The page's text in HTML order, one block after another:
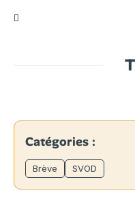
Catégories :
Brève SVOD